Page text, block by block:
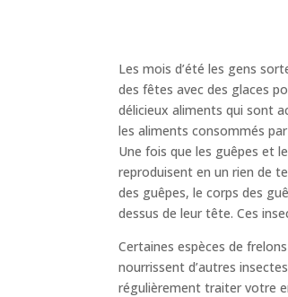
Les mois d’été les gens
des fêtes avec des glaces
délicieux aliments qui sont
les aliments consommés
Une fois que les guêpes et
reproduisent en un rien de
des guêpes, le corps des
dessus de leur tête. Ces
Certaines espèces de
nourrissent d’autres
régulièrement traiter votre